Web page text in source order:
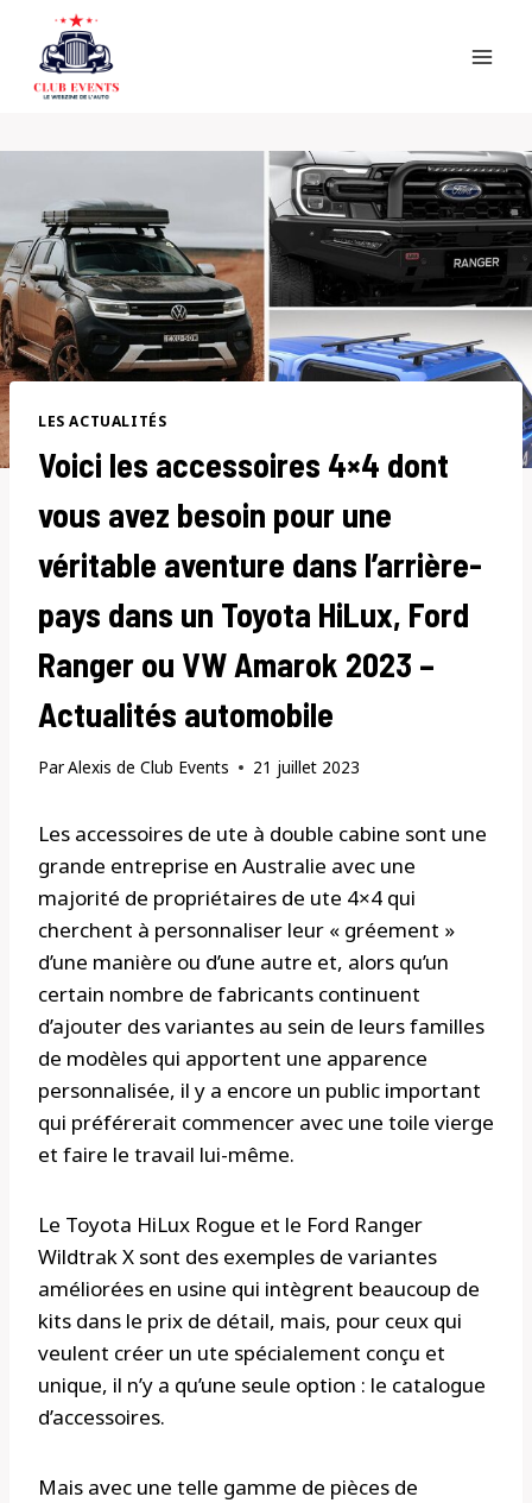
content
LES ACTUALITÉS
Voici les accessoires 4×4 dont
vous avez besoin pour une
véritable aventure dans l’arrière-
pays dans un Toyota HiLux, Ford
Ranger ou VW Amarok 2023 –
Actualités automobile
ParAlexis de Club Events 21 juillet 2023
Les accessoires de ute à double cabine sont une
grande entreprise en Australie avec une
majorité de propriétaires de ute 4×4 qui
cherchent à personnaliser leur « gréement »
d’une manière ou d’une autre et, alors qu’un
certain nombre de fabricants continuent
d’ajouter des variantes au sein de leurs familles
de modèles qui apportent une apparence
personnalisée, il y a encore un public important
qui préférerait commencer avec une toile vierge
et faire le travail lui-même.
Le Toyota HiLux Rogue et le Ford Ranger
Wildtrak X sont des exemples de variantes
améliorées en usine qui intègrent beaucoup de
kits dans le prix de détail, mais, pour ceux qui
veulent créer un ute spécialement conçu et
unique, il n’y a qu’une seule option : le catalogue
d’accessoires.
Mais avec une telle gamme de pièces de